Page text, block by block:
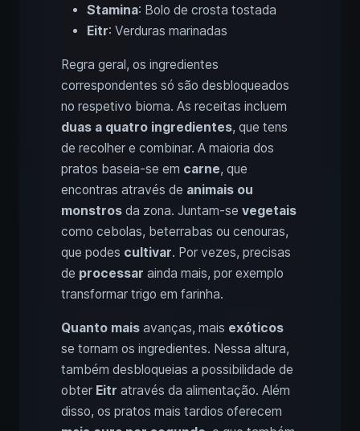
Stamina: Bolo de crosta tostada
Eitr: Verduras marinadas
Regra geral, os ingredientes
correspondentes só são desbloqueados
no respetivo bioma. As receitas incluem
duas a quatro ingredientes, que tens
de recolher e combinar. A maioria dos
pratos baseia-se em carne, que
encontras através de animais ou
monstros da zona. Juntam-se vegetais
como cebolas, beterrabas ou cenouras,
que podes cultivar. Por vezes, precisas
de processar ainda mais, por exemplo
transformar trigo em farinha.
Quanto mais avanças, mais exóticos
se tornam os ingredientes. Nessa altura,
também desbloqueias a possibilidade de
obter Eitr através da alimentação. Além
disso, os pratos mais tardios oferecem